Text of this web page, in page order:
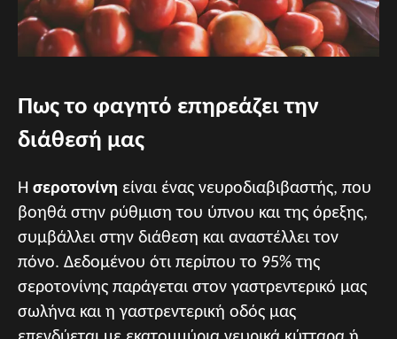
Πως το φαγητό επηρεάζει την
διάθεσή μας
Η σεροτονίνη είναι ένας νευροδιαβιβαστής, που
βοηθά στην ρύθμιση του ύπνου και της όρεξης,
συμβάλλει στην διάθεση και αναστέλλει τον
πόνο. Δεδομένου ότι περίπου το 95% της
σεροτονίνης παράγεται στον γαστρεντερικό μας
σωλήνα και η γαστρεντερική οδός μας